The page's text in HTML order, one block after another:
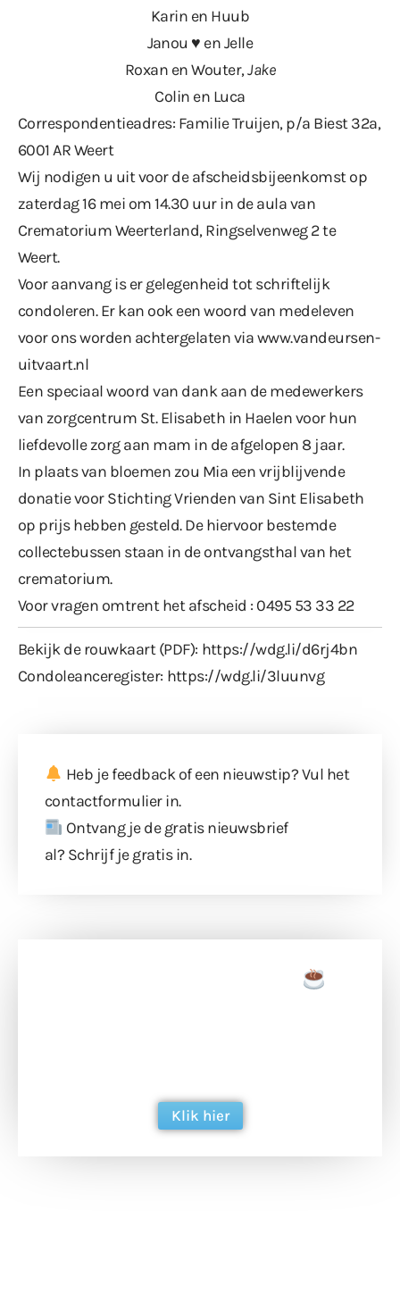
Karin en Huub
Janou ♥︎ en Jelle
Roxan en Wouter,Jake
Colin en Luca
Correspondentieadres: Familie Truijen, p/a Biest 32a,
6001 AR Weert
Wij nodigen u uit voor de afscheidsbijeenkomst op
zaterdag 16 mei om 14.30 uur in de aula van
Crematorium Weerterland, Ringselvenweg 2 te
Weert.
Voor aanvang is er gelegenheid tot schriftelijk
condoleren. Er kan ook een woord van medeleven
voor ons worden achtergelaten via www.vandeursen-
uitvaart.nl
Een speciaal woord van dank aan de medewerkers
van zorgcentrum St. Elisabeth in Haelen voor hun
liefdevolle zorg aan mam in de afgelopen 8 jaar.
In plaats van bloemen zou Mia een vrijblijvende
donatie voor Stichting Vrienden van Sint Elisabeth
op prijs hebben gesteld. De hiervoor bestemde
collectebussen staan in de ontvangsthal van het
crematorium.
Voor vragen omtrent het afscheid : 0495 53 33 22
Bekijk de rouwkaart (PDF): https://wdg.li/d6rj4bn
Condoleanceregister: https://wdg.li/3luunvg
Heb je feedback of een nieuwstip? Vul het
contactformulierin.
Ontvang je de gratis nieuwsbrief
al? Schrijf je gratis in.
Klik hier